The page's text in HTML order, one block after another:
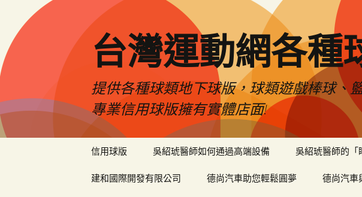
台灣運動網各種
提供各種球類地下球版，球類遊戲棒球、
專業信用球版擁有實體店面!
信用球版 吳紹琥醫師如何通過高端設備 吳紹琥醫師的「
建和國際開發有限公司 德尚汽車助您輕鬆圓夢 德尚汽車